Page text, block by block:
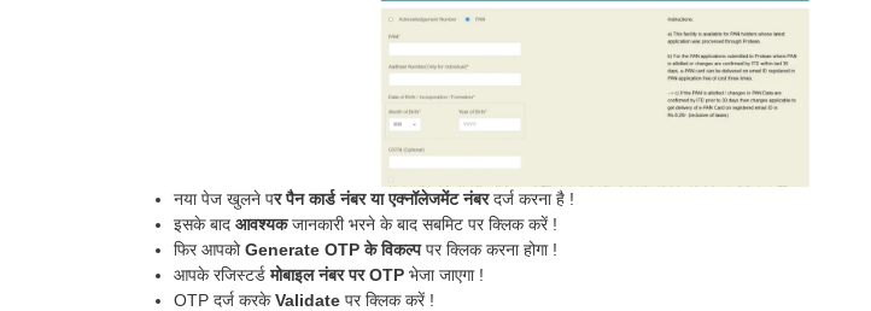
नया पेज खुलने पर पैन कार्ड नंबर या एक्नॉलेजमेंट नंबरदर्ज करना है !
इसके बाद आवश्यकजानकारी भरने के बाद सबमिट पर क्लिक करें !
फिर आपकोGenerate OTP के विकल्पपर क्लिक करना होगा !
आपके रजिस्टर्डमोबाइल नंबर पर OTP भेजा जाएगा !
OTP दर्ज करकेValidate पर क्लिक करें !